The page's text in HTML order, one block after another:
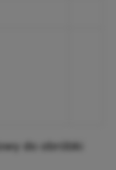
do obróbki